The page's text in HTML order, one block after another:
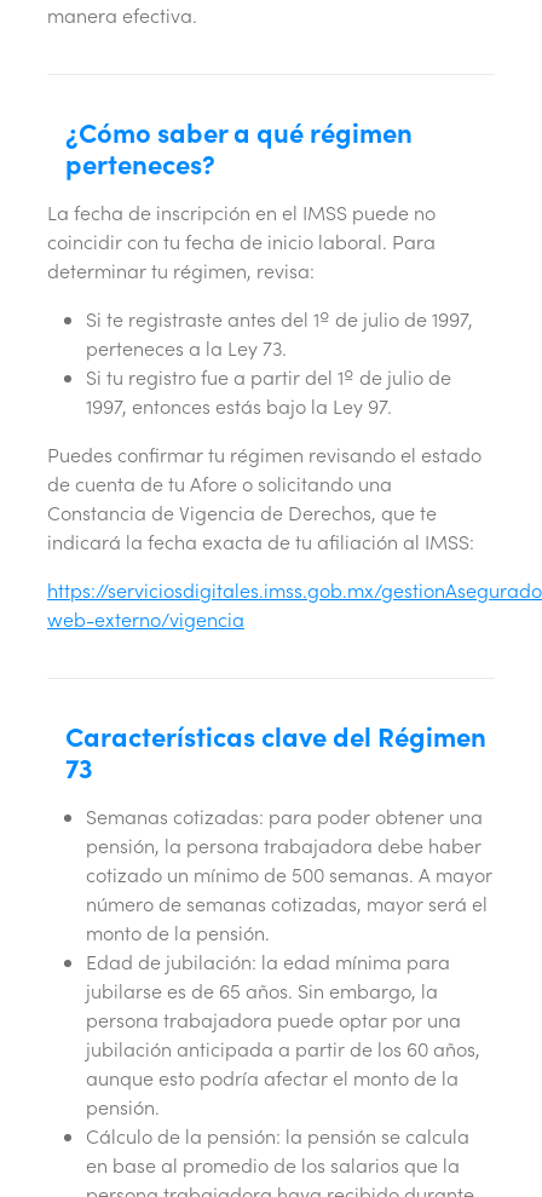
manera efectiva.
¿Cómo saber a qué régimen
perteneces?
La fecha de inscripción en el IMSS puede no
coincidir con tu fecha de inicio laboral. Para
determinar tu régimen, revisa:
Si te registraste antes del 1º de julio de 1997,
perteneces a la Ley 73.
Si tu registro fue a partir del 1º de julio de
1997, entonces estás bajo la Ley 97.
Puedes confirmar tu régimen revisando el estado
de cuenta de tu Afore o solicitando una
Constancia de Vigencia de Derechos, que te
indicará la fecha exacta de tu afiliación al IMSS:
https://serviciosdigitales.imss.gob.mx/
web-externo/vigencia
Características clave del Régimen
73
Semanas cotizadas: para poder obtener una
pensión, la persona trabajadora debe haber
cotizado un mínimo de 500 semanas. A mayor
número de semanas cotizadas, mayor será el
monto de la pensión.
Edad de jubilación: la edad mínima para
jubilarse es de 65 años. Sin embargo, la
persona trabajadora puede optar por una
jubilación anticipada a partir de los 60 años,
aunque esto podría afectar el monto de la
pensión.
Cálculo de la pensión: la pensión se calcula
en base al promedio de los salarios que la